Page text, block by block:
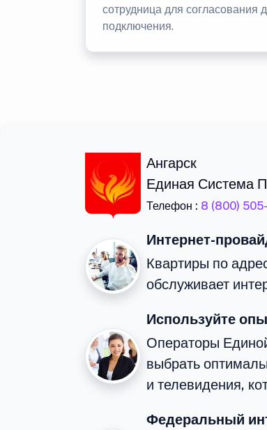
сотрудница для согласования
подключения.
Ангарск
Единая Система
Телефон : 8 (800)
Интернет-
Квартиры по
обслуживает
Используйте
Операторы
выбрать
и телевидения,
Федеральный